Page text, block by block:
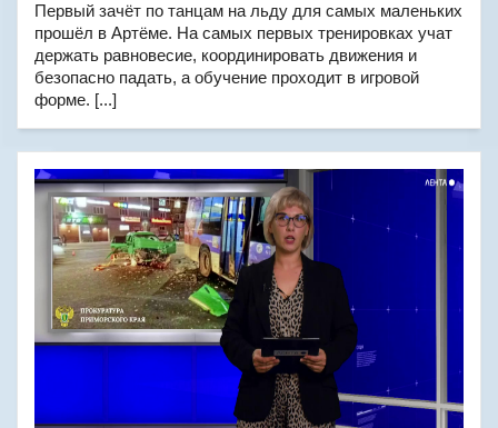
Первый зачёт по танцам на льду для самых маленьких
прошёл в Артёме. На самых первых тренировках учат
держать равновесие, координировать движения и
безопасно падать, а обучение проходит в игровой
форме. [...]